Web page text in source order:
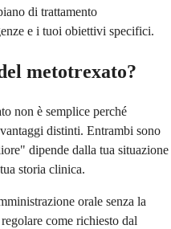
di trattamento
e i tuoi obiettivi specifici.
metotrexato?
non è semplice perché
distinti. Entrambi sono
dipende dalla tua situazione
storia clinica.
orale senza la
come richiesto dal